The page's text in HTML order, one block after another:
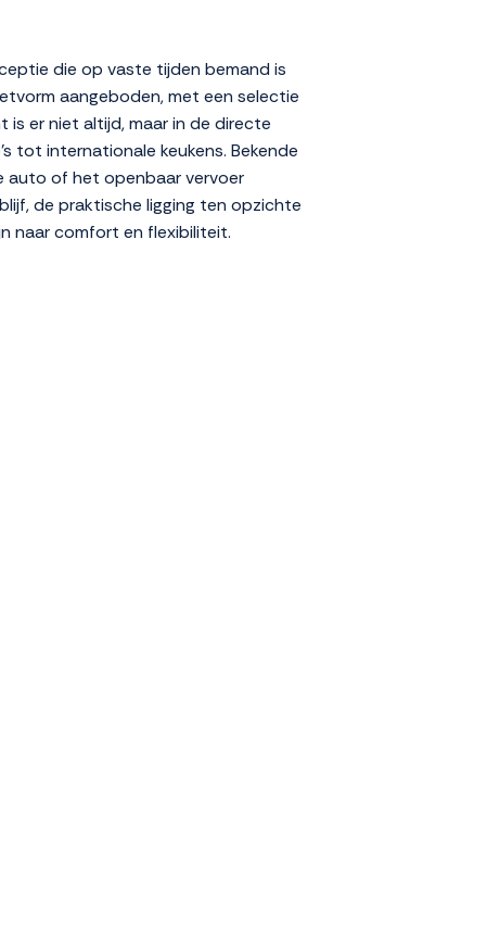
die op vaste tijden bemand is
aangeboden, met een selectie
is er niet altijd, maar in de directe
tot internationale keukens. Bekende
auto of het openbaar vervoer
de praktische ligging ten opzichte
naar comfort en flexibiliteit.